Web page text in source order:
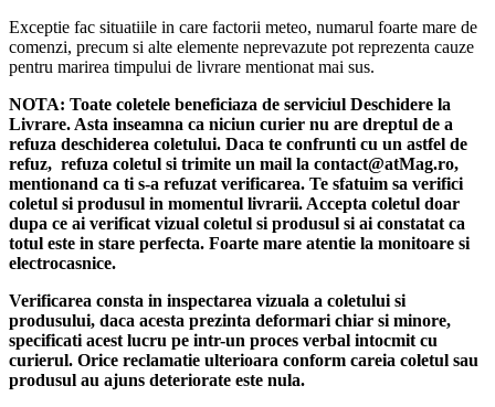
Exceptie fac situatiile in care factorii meteo, numarul foarte mare de
comenzi, precum si alte elemente neprevazute pot reprezenta cauze
pentru marirea timpului de livrare mentionat mai sus.
NOTA: Toate coletele beneficiaza de serviciul Deschidere la
Livrare. Asta inseamna ca niciun curier nu are dreptul de a
refuza deschiderea coletului. Daca te confrunti cu un astfel de
refuz, refuza coletul si trimite un mail la contact@atMag.ro,
mentionand ca ti s-a refuzat verificarea. Te sfatuim sa verifici
coletul si produsul in momentul livrarii. Accepta coletul doar
dupa ce ai verificat vizual coletul si produsul si ai constatat ca
totul este in stare perfecta. Foarte mare atentie la monitoare si
electrocasnice.
Verificarea consta in inspectarea vizuala a coletului si
produsului, daca acesta prezinta deformari chiar si minore,
specificati acest lucru pe intr-un proces verbal intocmit cu
curierul. Orice reclamatie ulterioara conform careia coletul sau
produsul au ajuns deteriorate este nula.